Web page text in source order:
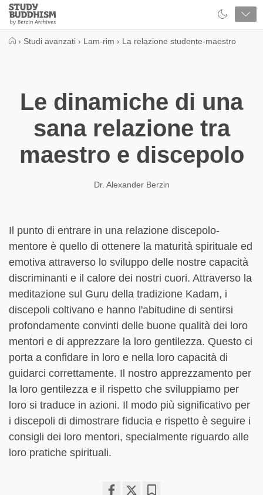
Close
Study
Buddhism
› Studi avanzati › Lam-rim › La relazione studente-maestro
Le dinamiche di una
sana relazione tra
maestro e discepolo
Dr. Alexander Berzin
Il punto di entrare in una relazione discepolo-
mentore è quello di ottenere la maturità spirituale ed
emotiva attraverso lo sviluppo delle nostre capacità
discriminanti e il calore dei nostri cuori. Attraverso la
meditazione sul Guru della tradizione Kadam, i
discepoli coltivano e hanno l'abitudine di sentirsi
profondamente convinti delle buone qualità dei loro
mentori e di apprezzare la loro gentilezza. Questo ci
porta a confidare in loro e nella loro capacità di
guidarci correttamente. Il nostro apprezzamento per
la loro gentilezza e il rispetto che sviluppiamo per
loro si traduce in azioni. Il modo più significativo per
i discepoli di dimostrare fiducia e rispetto è seguire i
consigli dei loro mentori, specialmente riguardo alle
loro pratiche spirituali.